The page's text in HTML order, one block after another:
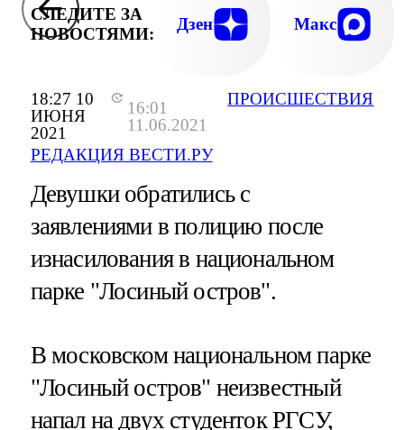
18:27 10
ИЮНЯ
2021
16:01
11.06.2021
РЕДАКЦИЯ ВЕСТИ.РУ
ПРОИСШЕСТВИЯ
СЛЕДИТЕ ЗА
НОВОСТЯМИ:
Дзен Макс
Девушки обратились с
заявлениями в полицию после
изнасилования в национальном
парке "Лосиный остров".
В московском национальном парке
"Лосиный остров" неизвестный
напал на двух студенток РГСУ,